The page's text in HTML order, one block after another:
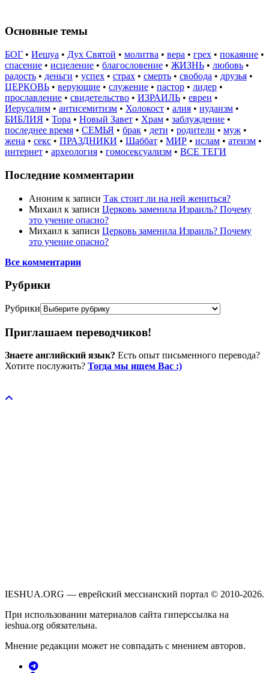
Основные темы
БОГ • Иешуа • Дух Святой • молитва • вера • грех • покаяние •
спасение • исцеление • благословение • ЖИЗНЬ • любовь •
радость • деньги • успех • страх • смерть • свобода • друзья •
ЦЕРКОВЬ • верующие • служение • пастор • лидер •
прославление • свидетельство • ИЗРАИЛЬ • евреи •
Иерусалим • антисемитизм • Холокост • алия • иудаизм •
БИБЛИЯ • Тора • Новый Завет • Храм • заблуждение •
последнее время • СЕМЬЯ • брак • дети • родители • муж •
жена • секс • ПРАЗДНИКИ • Шаббат • МИР • ислам • атеизм •
интернет • археология • гомосексуализм • ВСЕ ТЕГИ
Последние комментарии
Аноним к записи Так стоит ли на ней жениться?
Михаил к записи Церковь заменила Израиль? Почему
это учение опасно?
Михаил к записи Церковь заменила Израиль? Почему
это учение опасно?
Все комментарии
Рубрики
Рубрики
Приглашаем переводчиков!
Знаете английский язык? Есть опыт письменного перевода?
Хотите послужить? Тогда мы ищем Вас :)
IESHUA.ORG — еврейский мессианский портал © 2010-2026.
При использовании материалов сайта гиперссылка на
ieshua.org обязательна.
Мнение редакции может не совпадать с мнением авторов.